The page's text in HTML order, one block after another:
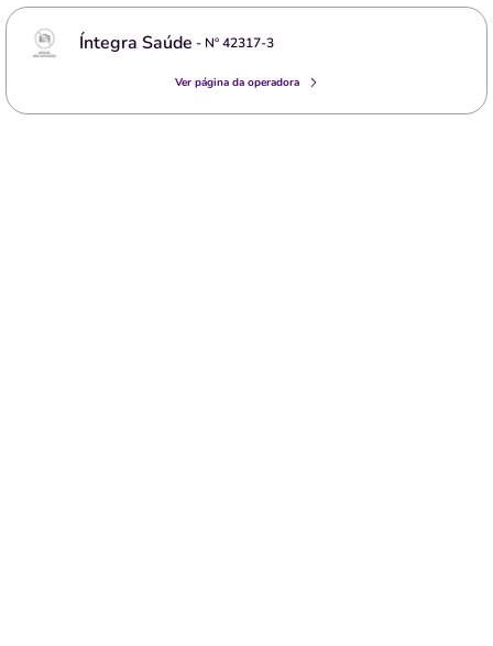
Íntegra Saúde - Nº42317-3
Ver página da operadora